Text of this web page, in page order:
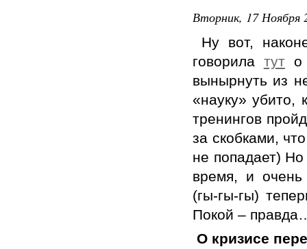
Вторник, 17 Ноября
Ну вот,
говорила туто
вынырнуть из
«науку» убито,
тренингов
за скобками,
не попадает) Но
время, и очень
(гы-гы-гы)
Покой –
О кризисе